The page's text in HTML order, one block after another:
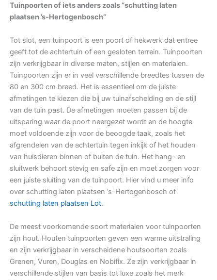
Tuinpoorten of iets anders zoals “schutting laten
plaatsen ’s-Hertogenbosch”
Tot slot, een tuinpoort is een poort of hekwerk dat entree
geeft tot de achtertuin of een gesloten terrein. Tuinpoorten
zijn verkrijgbaar in diverse maten, stijlen en materialen.
Tuinpoorten zijn er in veel verschillende breedtes tussen de
80 en 300 cm breed. Het is essentieel om de juiste
afmetingen te kiezen die bij uw tuinafscheiding en de stijl
van de tuin past. De afmetingen moeten passen bij de
uitsparing waar de poort neergezet wordt en de hoogte
moet voldoende zijn voor de beoogde taak, zoals het
afgrendelen van de achtertuin tegen inkijk of het houden
van huisdieren binnen of buiten de tuin. Het hang- en
sluitwerk behoort stevig en safe zijn en moet zorgen voor
een juiste sluiting van de tuinpoort. Hier vind u meer info
over schutting laten plaatsen ’s-Hertogenbosch of
schutting laten plaatsen Lot.
De meest voorkomende soort materialen voor tuinpoorten
zijn hout. Houten tuinpoorten geven een warme uitstraling
en zijn verkrijgbaar in verscheidene houtsoorten zoals
Grenen, Vuren, Douglas en Nobifix. Ze zijn verkrijgbaar in
verschillende stijlen van basis tot luxe zoals het merk